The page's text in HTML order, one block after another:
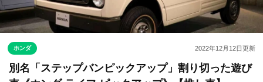
ホンダ 2022年12月12日更新
別名「ステップバンピックアップ」割り切った遊び